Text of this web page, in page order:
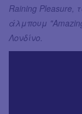
Raining Pleasure,
άλμπουμ
Λονδίνο.